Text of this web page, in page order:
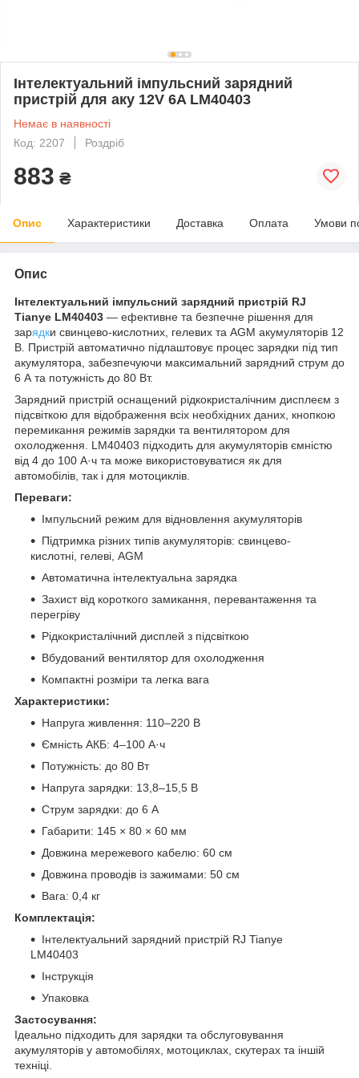
Інтелектуальний імпульсний зарядний
пристрій для аку 12V 6A LM40403
Немає в наявності
Код: 2207
Роздріб
883 ₴
Опис Характеристики Доставка Оплата Умови
Опис
Інтелектуальний імпульсний зарядний пристрій RJ
Tianye LM40403 — ефективне та безпечне рішення для
зарядки свинцево-кислотних, гелевих та AGM акумуляторів 12
В. Пристрій автоматично підлаштовує процес зарядки під тип
акумулятора, забезпечуючи максимальний зарядний струм до
6 А та потужність до 80 Вт.
Зарядний пристрій оснащений рідкокристалічним дисплеєм з
підсвіткою для відображення всіх необхідних даних, кнопкою
перемикання режимів зарядки та вентилятором для
охолодження. LM40403 підходить для акумуляторів ємністю
від 4 до 100 А·ч та може використовуватися як для
автомобілів, так і для мотоциклів.
Переваги:
Імпульсний режим для відновлення акумуляторів
Підтримка різних типів акумуляторів: свинцево-
кислотні, гелеві, AGM
Автоматична інтелектуальна зарядка
Захист від короткого замикання, перевантаження та
перегріву
Рідкокристалічний дисплей з підсвіткою
Вбудований вентилятор для охолодження
Компактні розміри та легка вага
Характеристики:
Напруга живлення: 110–220 В
Ємність АКБ: 4–100 А·ч
Потужність: до 80 Вт
Напруга зарядки: 13,8–15,5 В
Струм зарядки: до 6 А
Габарити: 145 × 80 × 60 мм
Довжина мережевого кабелю: 60 см
Довжина проводів із зажимами: 50 см
Вага: 0,4 кг
Комплектація:
Інтелектуальний зарядний пристрій RJ Tianye
LM40403
Інструкція
Упаковка
Застосування:
Ідеально підходить для зарядки та обслуговування
акумуляторів у автомобілях, мотоциклах, скутерах та іншій
техніці.